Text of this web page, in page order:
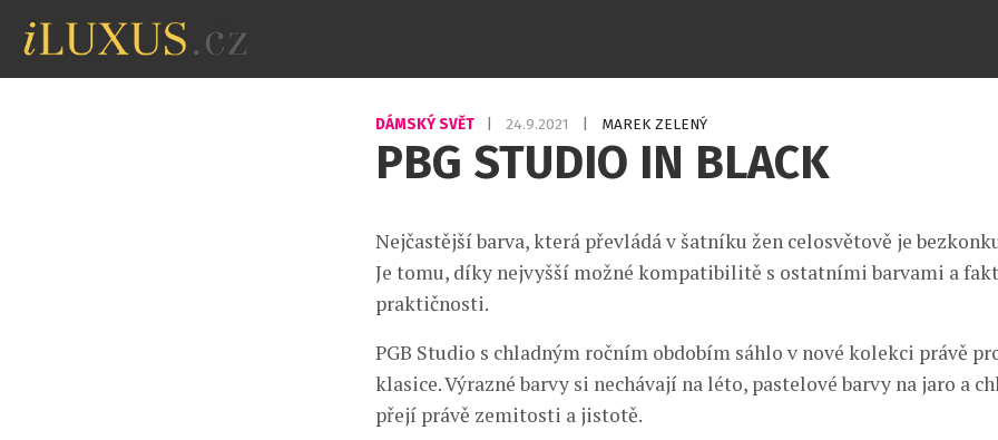
DÁMSKÝ SVĚT 24.9.2021 MAREK ZELENÝ
PBG STUDIO IN BLACK
Nejčastější barva, která převládá v šatníku žen celosvětově je
Je tomu, díky nejvyšší možné kompatibilitě s ostatními barvami a
praktičnosti.
PGB Studio s chladným ročním obdobím sáhlo v nové kolekci právě
klasice. Výrazné barvy si nechávají na léto, pastelové barvy na jaro a
přejí právě zemitosti a jistotě.